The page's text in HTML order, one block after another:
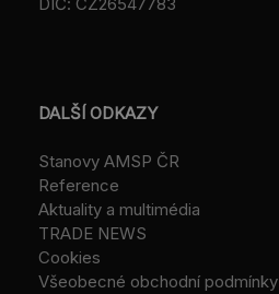
DALŠÍ ODKAZY
Stanovy AMSP ČR
Reference
Aktuality a multimédia
TRADE NEWS
Cookies
Všeobecné obchodní podmínky